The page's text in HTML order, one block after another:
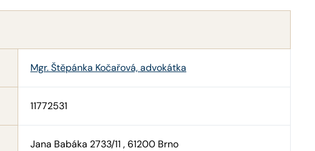
Mgr. Štěpánka Kočařová, advokátka
11772531
Jana Babáka 2733/11 , 61200 Brno